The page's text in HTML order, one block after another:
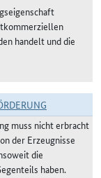
handelt und die
muss nicht erbracht
der Erzeugnisse
die
haben.